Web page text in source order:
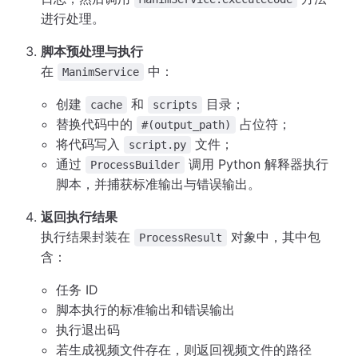
进行处理。
脚本预处理与执行
在
ManimService 中：
创建 cache 和 scripts
目录；
替换代码中的
#(output_path)
占位符；
将代码写入
script.py
文件；
通过
ProcessBuilder
调用 Python 解释器执行
脚本，并捕获标准输出与错误输出。
返回执行结果
执行结果封装在
ProcessResult
对象中，其中包
含：
任务 ID
脚本执行的标准输出和错误输出
执行退出码
若生成视频文件存在，则返回视频文件的路径